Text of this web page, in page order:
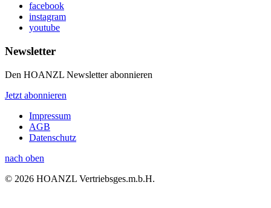
facebook
instagram
youtube
Newsletter
Den HOANZL Newsletter abonnieren
Jetzt abonnieren
Impressum
AGB
Datenschutz
nach oben
© 2026 HOANZL Vertriebsges.m.b.H.